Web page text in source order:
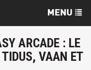
ARCADE : LE
TIDUS, VAAN ET